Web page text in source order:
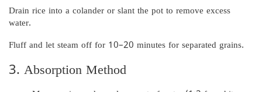
Drain rice into a colander or slant the pot to remove excess
water.
Fluff and let steam off for 10–20 minutes for separated grains.
3. Absorption Method